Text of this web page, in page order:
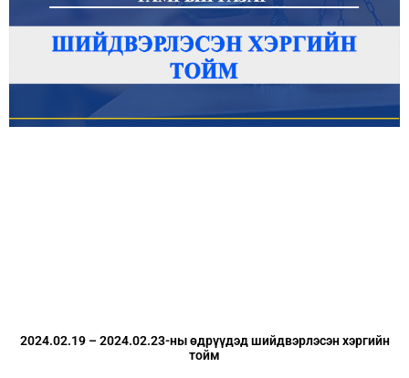
2024.02.19 – 2024.02.23-ны өдрүүдэд шийдвэрлэсэн хэргийн
тойм